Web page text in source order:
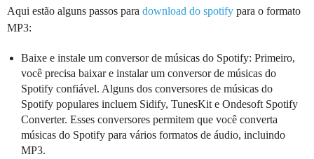
Aqui estão alguns passos para download do spotify para o formato
MP3:
Baixe e instale um conversor de músicas do Spotify: Primeiro,
você precisa baixar e instalar um conversor de músicas do
Spotify confiável. Alguns dos conversores de músicas do
Spotify populares incluem Sidify, TunesKit e Ondesoft Spotify
Converter. Esses conversores permitem que você converta
músicas do Spotify para vários formatos de áudio, incluindo
MP3.